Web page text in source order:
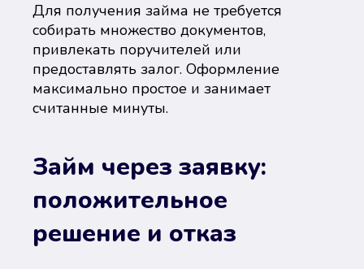
Для получения займа не требуется
собирать множество документов,
привлекать поручителей или
предоставлять залог. Оформление
максимально простое и занимает
считанные минуты.
Займ через заявку:
положительное
решение и отказ